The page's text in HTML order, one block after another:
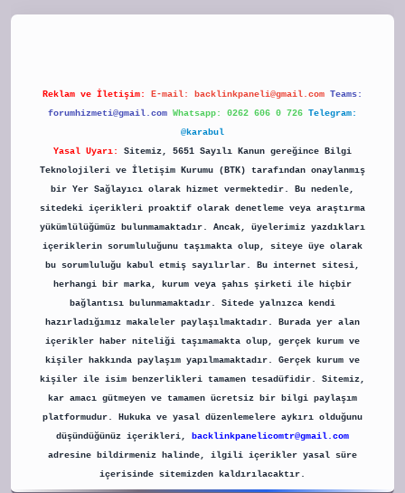
Reklam ve İletişim: E-mail: backlinkpaneli@gmail.com Teams:
forumhizmeti@gmail.com Whatsapp: 0262 606 0 726 Telegram:
@karabul
Yasal Uyarı:
Sitemiz, 5651 Sayılı Kanun gereğince Bilgi
Teknolojileri ve İletişim Kurumu (BTK) tarafından onaylanmış
bir Yer Sağlayıcı olarak hizmet vermektedir. Bu nedenle,
sitedeki içerikleri proaktif olarak denetleme veya araştırma
yükümlülüğümüz bulunmamaktadır. Ancak, üyelerimiz yazdıkları
içeriklerin sorumluluğunu taşımakta olup, siteye üye olarak
bu sorumluluğu kabul etmiş sayılırlar. Bu internet sitesi,
herhangi bir marka, kurum veya şahıs şirketi ile hiçbir
bağlantısı bulunmamaktadır. Sitede yalnızca kendi
hazırladığımız makaleler paylaşılmaktadır. Burada yer alan
içerikler haber niteliği taşımamakta olup, gerçek kurum ve
kişiler hakkında paylaşım yapılmamaktadır. Gerçek kurum ve
kişiler ile isim benzerlikleri tamamen tesadüfidir. Sitemiz,
kar amacı gütmeyen ve tamamen ücretsiz bir bilgi paylaşım
platformudur. Hukuka ve yasal düzenlemelere aykırı olduğunu
düşündüğünüz içerikleri,
backlinkpanelicomtr@gmail.com
adresine bildirmeniz halinde, ilgili içerikler yasal süre
içerisinde sitemizden kaldırılacaktır.